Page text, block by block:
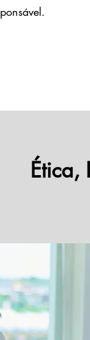
Ética,